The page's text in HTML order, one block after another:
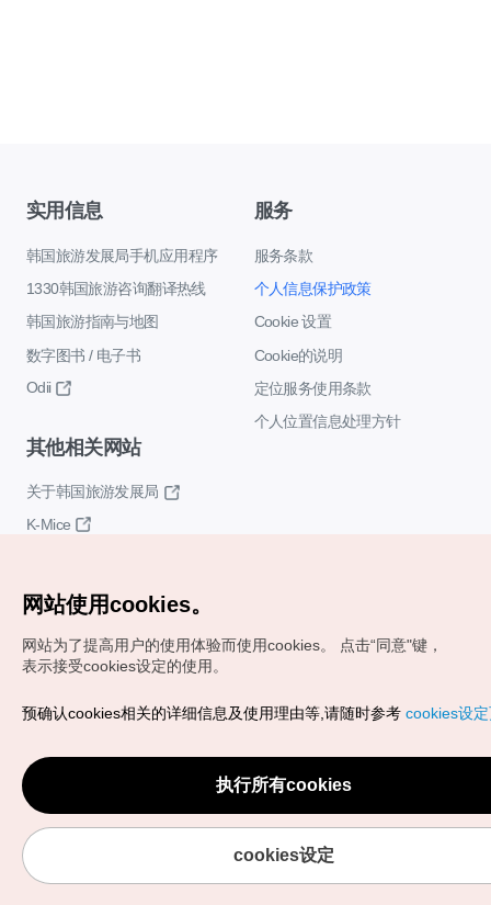
实用信息
韩国旅游发展局手机应用程序
1330韩国旅游咨询翻译热线
韩国旅游指南与地图
数字图书 / 电子书
Odii
服务
服务条款
个人信息保护政策
Cookie 设置
Cookie的说明
定位服务使用条款
个人位置信息处理方针
其他相关网站
关于韩国旅游发展局
K-Mice
Copyrights (c) 韩国旅游发展局版权所有
VISITKOREA官方邮箱
chnsim@knto.or.kr
网站使用cookies。
网站为了提高用户的使用体验而使用cookies。
点击“同意"键，
表示接受cookies设定的使用。
预确认cookies相关的详细信息及使用理由等,请随时参考 cookies设
执行所有cookies
cookies设定